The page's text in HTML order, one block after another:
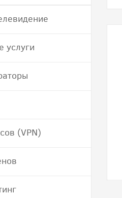
услуги
(VPN)